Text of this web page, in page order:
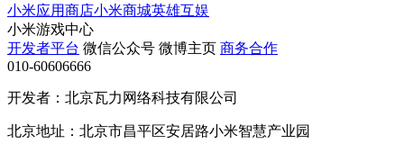
小米应用商店小米商城英雄互娱
小米游戏中心
开发者平台 微信公众号 微博主页 商务合作
010-60606666
开发者：北京瓦力网络科技有限公司
北京地址：北京市昌平区安居路小米智慧产业园